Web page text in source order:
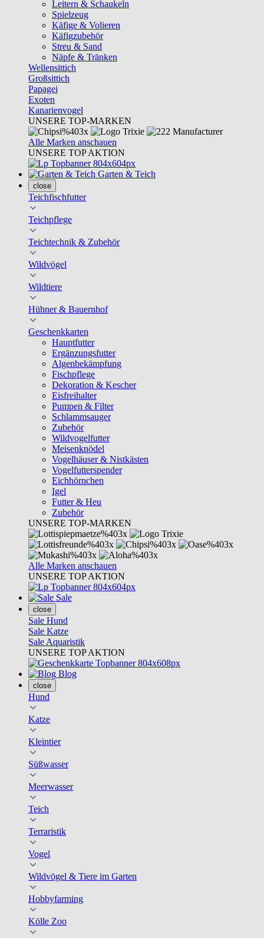
Leitern & Schaukeln
Spielzeug
Käfige & Volieren
Käfigzubehör
Streu & Sand
Näpfe & Tränken
Wellensittich
Großsittich
Papagei
Exoten
Kanarienvogel
UNSERE TOP-MARKEN
Alle Marken anschauen
UNSERE TOP AKTION
Garten & Teich
close
Teichfischfutter
Teichpflege
Teichtechnik & Zubehör
Wildvögel
Wildtiere
Hühner & Bauernhof
Geschenkkarten
Hauptfutter
Ergänzungsfutter
Algenbekämpfung
Fischpflege
Dekoration & Kescher
Eisfreihalter
Pumpen & Filter
Schlammsauger
Zubehör
Wildvogelfutter
Meisenknödel
Vogelhäuser & Nistkästen
Vogelfutterspender
Eichhörnchen
Igel
Futter & Heu
Zubehör
UNSERE TOP-MARKEN
Alle Marken anschauen
UNSERE TOP AKTION
Sale
close
Sale Hund
Sale Katze
Sale Aquaristik
UNSERE TOP AKTION
Blog
close
Hund
Katze
Kleintier
Süßwasser
Meerwasser
Teich
Terraristik
Vogel
Wildvögel & Tiere im Garten
Hobbyfarming
Kölle Zoo